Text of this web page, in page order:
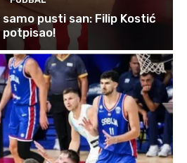
pusti san: Filip Kostić
potpisao!